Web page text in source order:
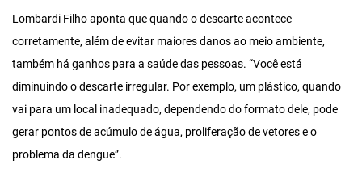
Lombardi Filho aponta que quando o descarte acontece
corretamente, além de evitar maiores danos ao meio ambiente,
também há ganhos para a saúde das pessoas. “Você está
diminuindo o descarte irregular. Por exemplo, um plástico, quando
vai para um local inadequado, dependendo do formato dele, pode
gerar pontos de acúmulo de água, proliferação de vetores e o
problema da dengue”.